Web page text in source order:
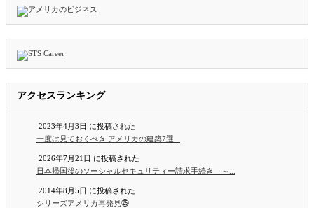
アクセスランキング
2023年4月3日 に投稿された
一度は見ておくべき アメリカの建築7選...
2026年7月21日 に投稿された
日本帰国後のソーシャルセキュリティー請求手続き ～...
2014年8月5日 に投稿された
シリーズアメリカ再発見㉕